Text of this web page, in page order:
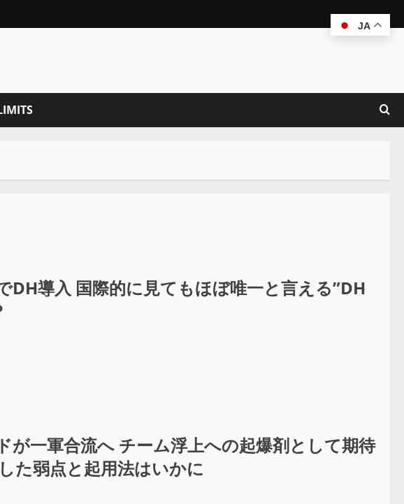
DH導入 国際的に見てもほぼ唯一と言える”DH
が一軍合流へ チーム浮上への起爆剤として期待
た弱点と起用法はいかに
JA